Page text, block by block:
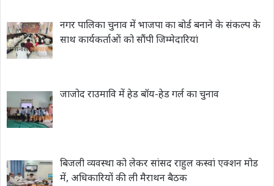
नगर पालिका चुनाव में भाजपा का बोर्ड बनाने के संकल्प के
साथ कार्यकर्ताओं को सौंपी जिम्मेदारियां
जाजोद राउमावि में हेड बॉय-हेड गर्ल का चुनाव
बिजली व्यवस्था को लेकर सांसद राहुल कस्वां एक्शन मोड
में, अधिकारियों की ली मैराथन बैठक